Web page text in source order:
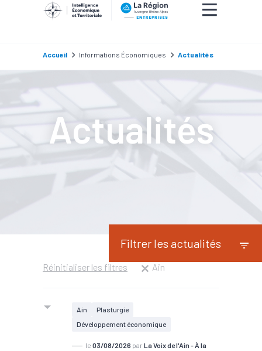
Accueil Informations Économiques Actualités
Actualités
Filtrer les actualités
Réinitialiser les filtres Ain
Ain
Plasturgie
Développement économique
le 03/08/2026 par La Voix de l'Ain - À la